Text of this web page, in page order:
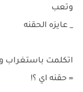
وتعب
_ عايزه الحقنه
اتكلمت باستغراب
= حقنه اي ؟!